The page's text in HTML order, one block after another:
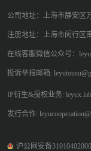
公司地址：上海市静安区
注册地址：上海市闵行区
在线客服微信公众号：
投诉举报邮箱:
IP衍生&授权业务:
发行合作:
沪公网安备